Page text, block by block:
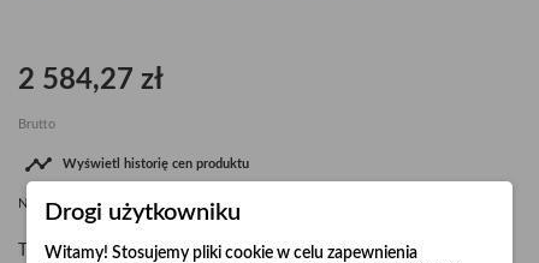
2 584,27 zł
Brutto
 Wyświetl historię cen produktu
Najniższa cena 2 584,27 zł 08.08.2026
Trójnik podwójny (czwórnik) D=600 z odejściem 30°, 45° lub 90°.
Drogi użytkowniku
Witamy! Stosujemy pliki cookie w celu zapewnienia